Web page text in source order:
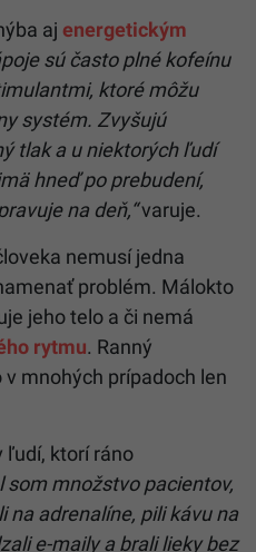
aj energetickým
sú často plné kofeínu
ktoré môžu
systém. Zvyšujú
tlak a u niektorých ľudí
hneď po prebudení,
na deň,“varuje.
nemusí jedna
problém. Málokto
jeho telo a či nemá
rytmu. Ranný
mnohých prípadoch len
ľudí, ktorí ráno
som množstvo pacientov,
na adrenalíne, pili kávu na
e-maily a brali lieky bez